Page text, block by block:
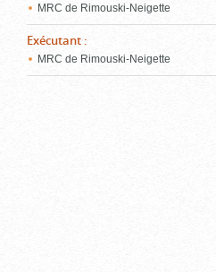
MRC de Rimouski-Neigette
Exécutant :
MRC de Rimouski-Neigette